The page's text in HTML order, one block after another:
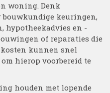
woning. Denk
bouwkundige keuringen,
hypotheekadvies en -
of reparaties die
kunnen snel
hierop voorbereid te
houden met lopende